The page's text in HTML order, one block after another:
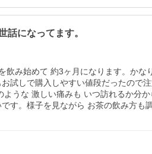
話になってます。
飲み始めて 約3ヶ月になります。か
試しで購入しやすい値段だったので
ような 激しい痛みも いつ訪れるか分
す。様子を見ながら お茶の飲み方も